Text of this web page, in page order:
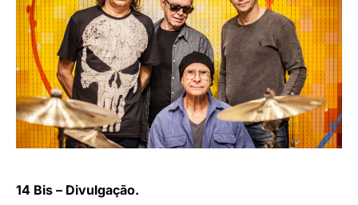
14 Bis – Divulgação.